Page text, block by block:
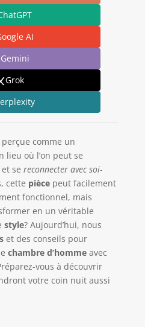
AI
Gemini
Grok
comme un
lieu où l’on peut se
se reconnecter avec soi-
cette piècepeut facilement
fonctionnel, mais
en un véritable
style? Aujourd’hui, nous
et des conseils pour
chambre d’hommeavec
vous à découvrir
votre coin nuit aussi